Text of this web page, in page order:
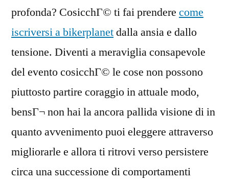
profonda? CosicchГ© ti fai prendere come
iscriversi a bikerplanetdalla ansia e dallo
tensione. Diventi a meraviglia consapevole
del evento cosicchГ© le cose non possono
piuttosto partire coraggio in attuale modo,
bensГ¬ non hai la ancora pallida visione di in
quanto avvenimento puoi eleggere attraverso
migliorarle e allora ti ritrovi verso persistere
circa una successione di comportamenti